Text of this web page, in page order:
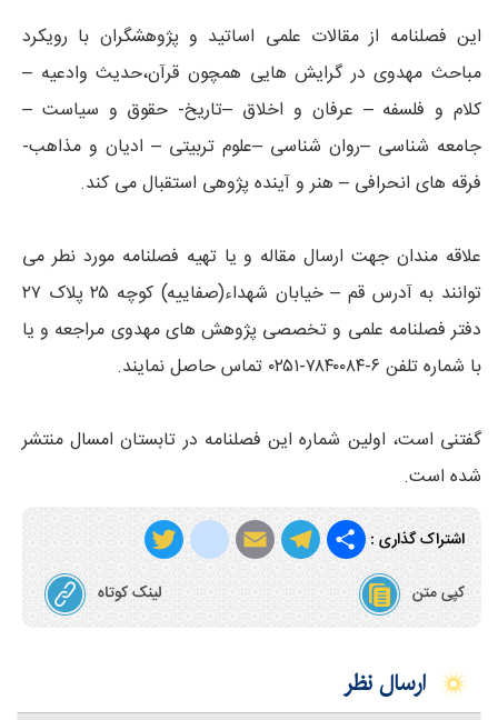
این فصلنامه از مقالات علمی اساتید و پژوهشگران با رویکرد
مباحث مهدوی در گرایش هایی همچون قرآن،حدیث وادعیه –
کلام و فلسفه – عرفان و اخلاق –تاریخ- حقوق و سیاست –
جامعه شناسی –روان شناسی –علوم تربیتی – ادیان و مذاهب-
فرقه های انحرافی – هنر و آینده پژوهی استقبال می کند.
علاقه مندان جهت ارسال مقاله و یا تهیه فصلنامه مورد نطر می
توانند به آدرس قم – خیابان شهداء(صفاییه) کوچه ۲۵ پلاک ۲۷
دفتر فصلنامه علمی و تخصصی پژوهش های مهدوی مراجعه و یا
با شماره تلفن ۶-۷۸۴۰۰۸۴-۰۲۵۱ تماس حاصل نمایند.
گفتنی است، اولین شماره این فصلنامه در تابستان امسال منتشر
شده است.
اشتراک گذاری :
T
E
T
S
h
a
e
کپی متن لینک کوتاه
ارسال نظر